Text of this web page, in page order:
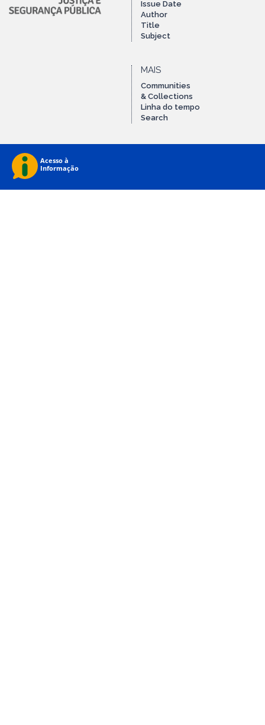
Issue Date
Author
Title
Subject
MAIS
Communities
& Collections
Linha do tempo
Search